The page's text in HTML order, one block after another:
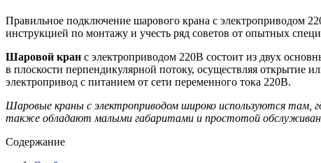
Правильное подключение шарового крана с электроприводом
инструкцией по монтажу и учесть ряд советов от опытных
Шаровой кран с электроприводом 220В состоит из двух
в плоскости перпендикулярной потоку, осуществляя открытие
электропривод с питанием от сети переменного тока 220В.
Шаровые краны с электроприводом широко используются там,
также обладают малыми габаритами и простотой
Содержание